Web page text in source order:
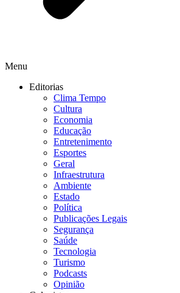
Menu
Editorias
Clima Tempo
Cultura
Economia
Educação
Entretenimento
Esportes
Geral
Infraestrutura
Ambiente
Estado
Política
Publicações Legais
Segurança
Saúde
Tecnologia
Turismo
Podcasts
Opinião